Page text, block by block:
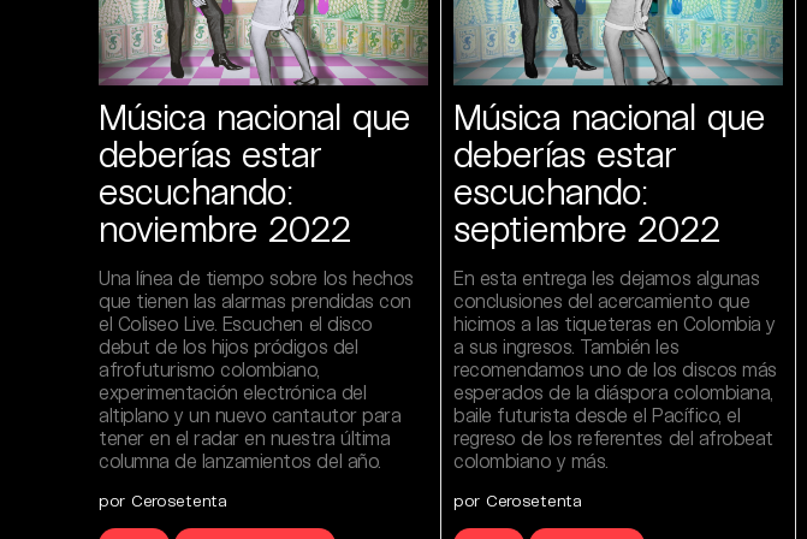
Música nacional que
deberías estar
escuchando:
noviembre 2022
Una línea de tiempo sobre los hechos
que tienen las alarmas prendidas con
el Coliseo Live. Escuchen el disco
debut de los hijos pródigos del
afrofuturismo colombiano,
experimentación electrónica del
altiplano y un nuevo cantautor para
tener en el radar en nuestra última
columna de lanzamientos del año.
por Cerosetenta
Música nacional que
deberías estar
escuchando:
septiembre 2022
En esta entrega les dejamos algunas
conclusiones del acercamiento que
hicimos a las tiqueteras en Colombia y
a sus ingresos. También les
recomendamos uno de los discos más
esperados de la diáspora colombiana,
baile futurista desde el Pacífico, el
regreso de los referentes del afrobeat
colombiano y más.
por Cerosetenta